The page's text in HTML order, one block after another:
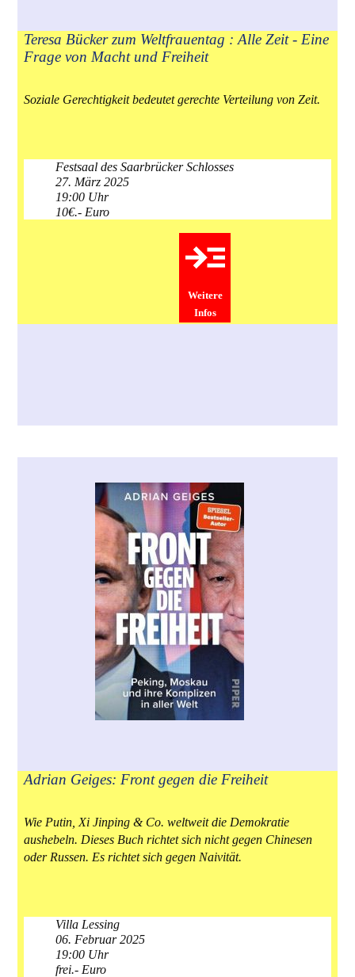
Teresa Bücker zum Weltfrauentag : Alle Zeit - Eine
Frage von Macht und Freiheit
Soziale Gerechtigkeit bedeutet gerechte Verteilung von Zeit.
Festsaal des Saarbrücker Schlosses
27. März 2025
19:00 Uhr
10€.- Euro
Weitere
Infos
Adrian Geiges: Front gegen die Freiheit
Wie Putin, Xi Jinping & Co. weltweit die Demokratie
aushebeln. Dieses Buch richtet sich nicht gegen Chinesen
oder Russen. Es richtet sich gegen Naivität.
Villa Lessing
06. Februar 2025
19:00 Uhr
frei.- Euro